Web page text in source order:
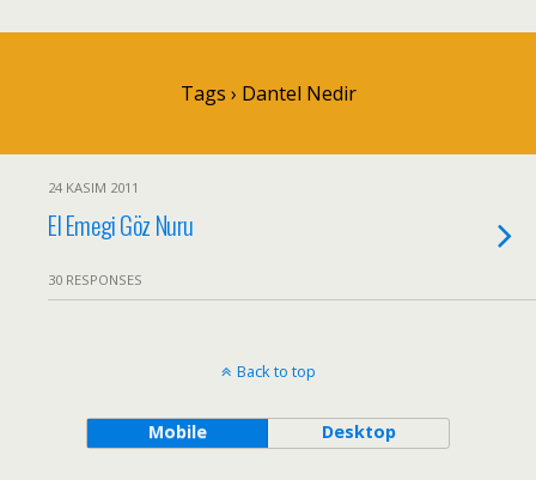
Tags › Dantel Nedir
24 KASIM 2011
El Emegi Göz Nuru
30 RESPONSES
Back to top
Mobile Desktop